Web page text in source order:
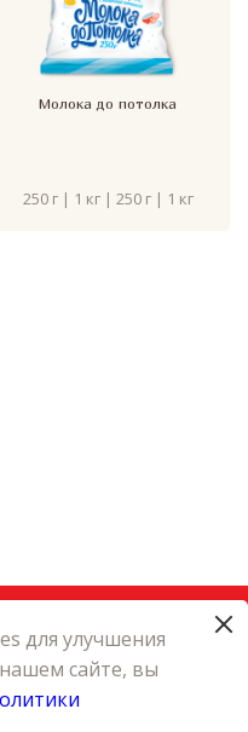
Молока до потолка
250 г | 1 кг | 250 г | 1 кг
для улучшения
сайте, вы